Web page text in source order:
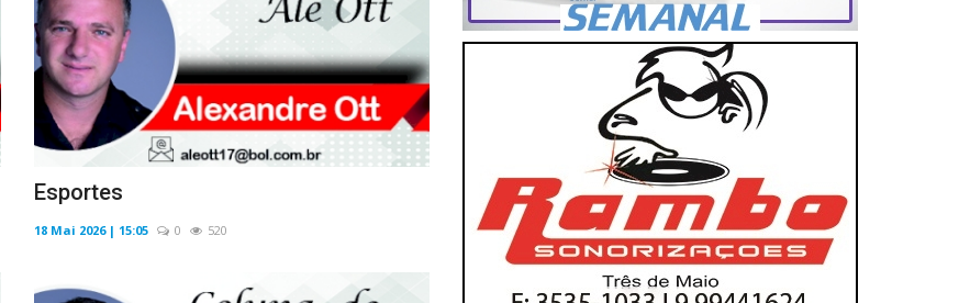
Esportes
18 Mai 2026 | 15:05 0 520